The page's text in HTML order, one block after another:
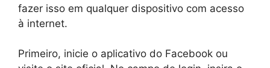
fazer isso em qualquer dispositivo com acesso
à internet.
Primeiro, inicie o aplicativo do Facebook ou